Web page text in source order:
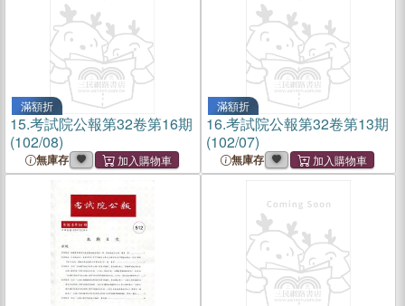
滿額折
15.考試院公報第32卷第16期
(102/08)
無庫存
滿額折
16.考試院公報第32卷第13期
(102/07)
無庫存